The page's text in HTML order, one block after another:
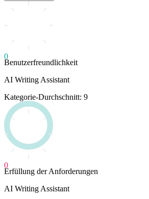
0
Benutzerfreundlichkeit
AI Writing Assistant
Kategorie-Durchschnitt: 9
0
Erfüllung der Anforderungen
AI Writing Assistant